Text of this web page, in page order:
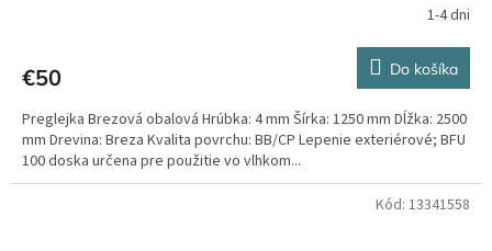
1-4 dni
€50 Do košíka
Preglejka Brezová obalová Hrúbka: 4 mm Šírka: 1250 mm Dĺžka: 2500
mm Drevina: Breza Kvalita povrchu: BB/CP Lepenie exteriérové; BFU
100 doska určena pre použitie vo vlhkom...
Kód: 13341558